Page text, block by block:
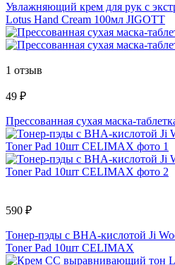
Увлажняющий крем для рук с
Lotus Hand Cream 100мл JIGOTT
1 отзыв
49 ₽
Прессованная сухая маска-
590 ₽
Тонер-пэды с BHA-кислотой Ji
Toner Pad 10шт CELIMAX